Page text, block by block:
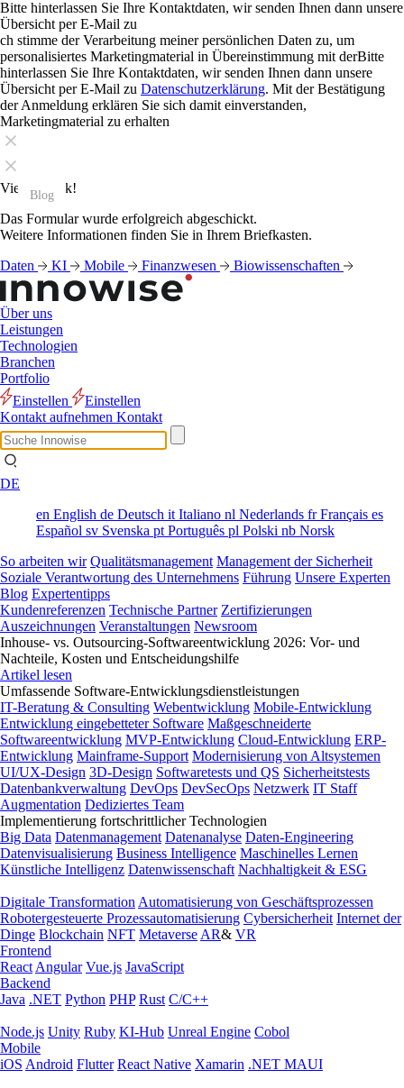
Bitte hinterlassen Sie Ihre Kontaktdaten, wir senden Ihnen dann unsere
Übersicht per E-Mail zu
ch stimme der Verarbeitung meiner persönlichen Daten zu, um
personalisiertes Marketingmaterial in Übereinstimmung mit derBitte
hinterlassen Sie Ihre Kontaktdaten, wir senden Ihnen dann unsere
Übersicht per E-Mail zu Datenschutzerklärung. Mit der Bestätigung
der Anmeldung erklären Sie sich damit einverstanden,
Marketingmaterial zu erhalten
Vielen Dank!
Das Formular wurde erfolgreich abgeschickt.
Weitere Informationen finden Sie in Ihrem Briefkasten.
Daten
KI Mobile Finanzwesen Biowissenschaften
Über uns
Leistungen
Technologien
Branchen
Portfolio
Einstellen
Einstellen
Kontakt aufnehmen Kontakt
DE
en English de Deutsch it Italiano nl Nederlands frFrançais es
Español sv Svenska pt Português pl Polski nb Norsk
So arbeiten wir Qualitätsmanagement Management der Sicherheit
Soziale Verantwortung des Unternehmens Führung Unsere Experten
Blog Expertentipps
Kundenreferenzen Technische Partner Zertifizierungen
Auszeichnungen Veranstaltungen Newsroom
Inhouse- vs. Outsourcing-Softwareentwicklung 2026: Vor- und
Nachteile, Kosten und Entscheidungshilfe
Artikel lesen
Umfassende Software-Entwicklungsdienstleistungen
IT-Beratung & Consulting Webentwicklung Mobile-Entwicklung
Entwicklung eingebetteter Software Maßgeschneiderte
Softwareentwicklung MVP-Entwicklung Cloud-Entwicklung ERP-
Entwicklung Mainframe-Support Modernisierung von Altsystemen
UI/UX-Design 3D-Design Softwaretests und QS Sicherheitstests
Datenbankverwaltung DevOps DevSecOps Netzwerk IT Staff
Augmentation Dediziertes Team
Implementierung fortschrittlicher Technologien
Big Data Datenmanagement Datenanalyse Daten-Engineering
Datenvisualisierung Business Intelligence Maschinelles Lernen
Künstliche Intelligenz Datenwissenschaft Nachhaltigkeit & ESG
Digitale Transformation Automatisierung von Geschäftsprozessen
Robotergesteuerte Prozessautomatisierung Cybersicherheit Internet der
Dinge Blockchain NFT Metaverse AR& VR
Frontend
React Angular Vue.js JavaScript
Backend
Java .NET Python PHP Rust C/C++
Node.js Unity Ruby KI-Hub Unreal Engine Cobol
Mobile
iOS Android Flutter React Native Xamarin .NET MAUI
Blog
Blog
Blog
Blog
Blog
Blog
Blog
Blog
Blog
Blog
Blog
Blog